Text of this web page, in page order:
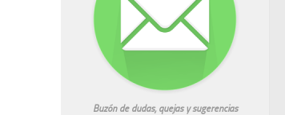
Buzón de dudas, quejas y sugerencias